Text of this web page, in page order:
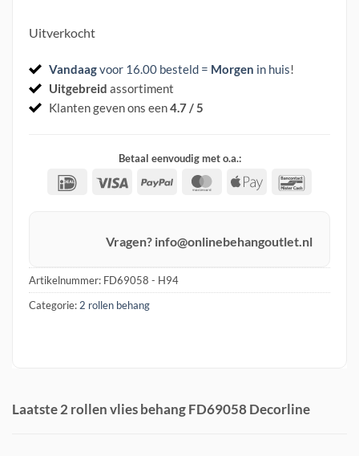
Uitverkocht
Vandaagvoor 16.00 besteld = Morgen in huis!
Uitgebreid assortiment
Klanten geven ons een4.7 / 5
Betaal eenvoudig met o.a.:
IDeal Visa PayPal MasterCard
Apple
Vragen? info@onlinebehangoutlet.nl
Artikelnummer: FD69058 - H94
Categorie: 2 rollen behang
Laatste 2 rollen vlies behang FD69058 Decorline